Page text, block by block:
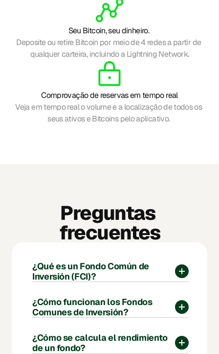
Seu Bitcoin, seu dinheiro.
Deposite ou retire Bitcoin por meio de 4 redes a partir de
qualquer carteira, incluindo a Lightning Network.
Comprovação de reservas em tempo real
Veja em tempo real o volume e a localização de todos os
seus ativos e Bitcoins pelo aplicativo.
Preguntas
frecuentes
¿Qué es un Fondo Común de
Inversión (FCI)?
¿Cómo funcionan los Fondos
Comunes de Inversión?
¿Cómo se calcula el rendimiento
de un fondo?